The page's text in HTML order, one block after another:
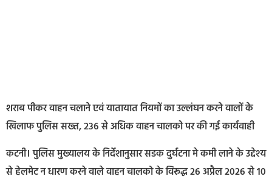
शराब पीकर वाहन चलाने एवं यातायात नियमों का उल्लंघन करने वालों के
खिलाफ पुलिस सख्त, 236 से अधिक वाहन चालको पर की गई कार्यवाही
कटनी। पुलिस मुख्यालय के निर्देशानुसार सडक दुर्घटना मे कमी लाने के उद्देश्य
से हेलमेट न धारण करने वाले वाहन चालको के विरूद्ध 26 अप्रैल 2026 से 10